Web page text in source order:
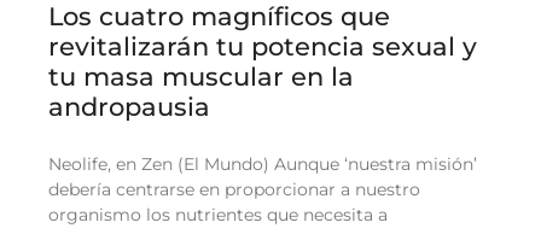
Los cuatro magníficos que
revitalizarán tu potencia sexual y
tu masa muscular en la
andropausia
Neolife, en Zen (El Mundo) Aunque ‘nuestra misión’
debería centrarse en proporcionar a nuestro
organismo los nutrientes que necesita a